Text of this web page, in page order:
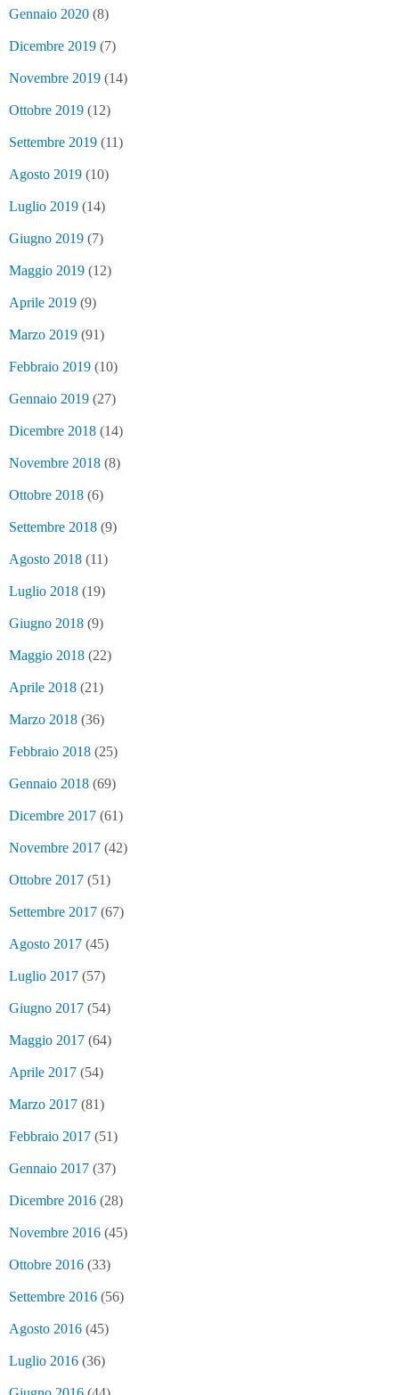
Gennaio 2020 (8)
Dicembre 2019 (7)
Novembre 2019 (14)
Ottobre 2019 (12)
Settembre 2019 (11)
Agosto 2019 (10)
Luglio 2019 (14)
Giugno 2019 (7)
Maggio 2019 (12)
Aprile 2019 (9)
Marzo 2019 (91)
Febbraio 2019 (10)
Gennaio 2019 (27)
Dicembre 2018 (14)
Novembre 2018 (8)
Ottobre 2018 (6)
Settembre 2018 (9)
Agosto 2018 (11)
Luglio 2018 (19)
Giugno 2018 (9)
Maggio 2018 (22)
Aprile 2018 (21)
Marzo 2018 (36)
Febbraio 2018 (25)
Gennaio 2018 (69)
Dicembre 2017 (61)
Novembre 2017 (42)
Ottobre 2017 (51)
Settembre 2017 (67)
Agosto 2017 (45)
Luglio 2017 (57)
Giugno 2017 (54)
Maggio 2017 (64)
Aprile 2017 (54)
Marzo 2017 (81)
Febbraio 2017 (51)
Gennaio 2017 (37)
Dicembre 2016 (28)
Novembre 2016 (45)
Ottobre 2016 (33)
Settembre 2016 (56)
Agosto 2016 (45)
Luglio 2016 (36)